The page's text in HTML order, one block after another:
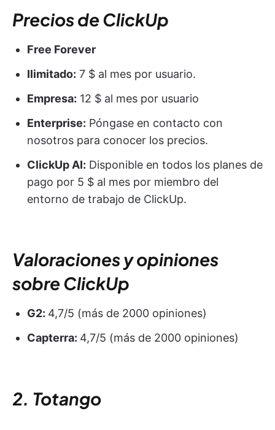
Precios de ClickUp
Free Forever
Ilimitado: 7 $ al mes por usuario.
Empresa: 12 $ al mes por usuario
Enterprise: Póngase en contacto con
nosotros para conocer los precios.
ClickUp AI: Disponible en todos los planes de
pago por 5 $ al mes por miembro del
entorno de trabajo de ClickUp.
Valoraciones y opiniones
sobre ClickUp
G2: 4,7/5 (más de 2000 opiniones)
Capterra: 4,7/5 (más de 2000 opiniones)
2. Totango